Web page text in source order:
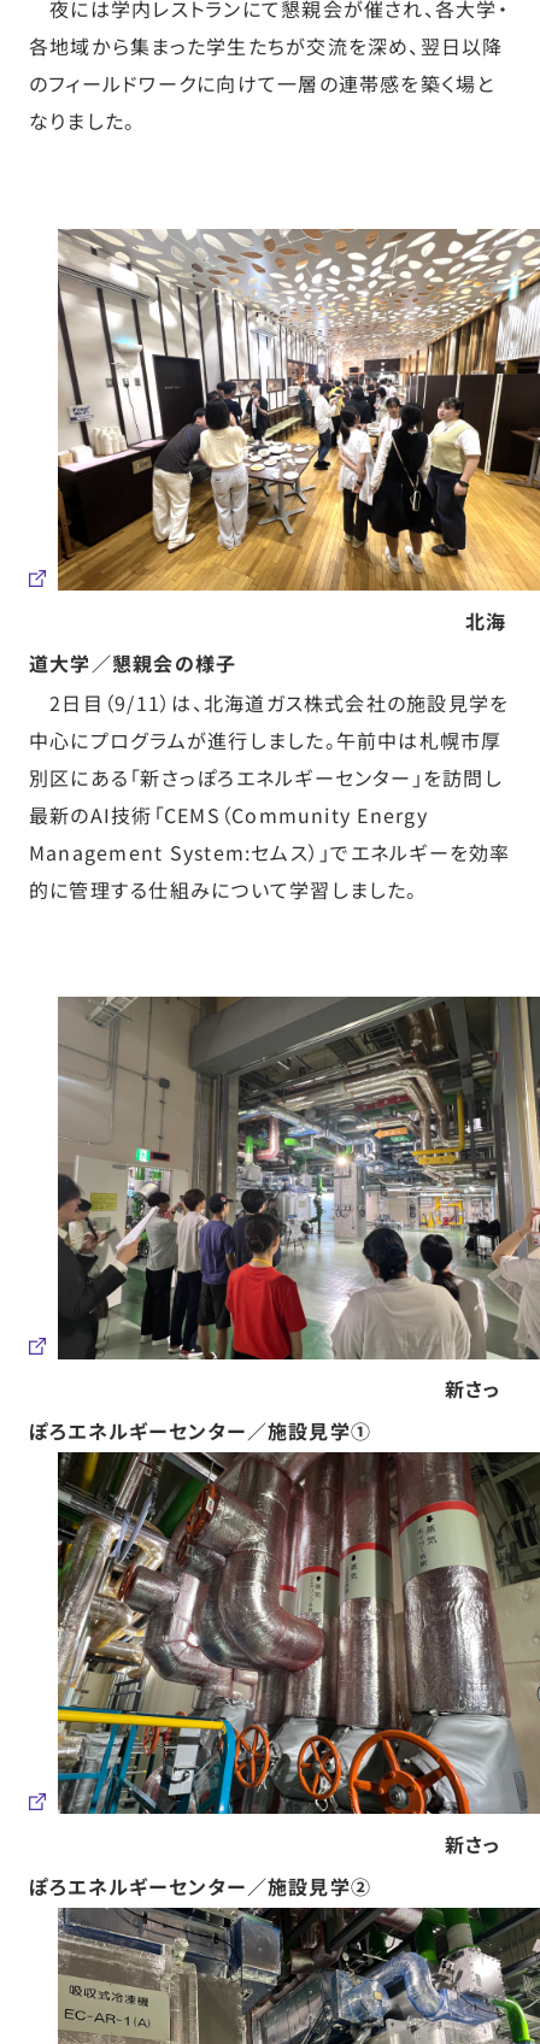
夜には学内レストランにて懇親会が催され、各大学・
各地域から集まった学生たちが交流を深め、翌日以降
のフィールドワークに向けて一層の連帯感を築く場と
なりました。
北海
道大学／懇親会の様子
2日目（9/11）は、北海道ガス株式会社の施設見学を
中心にプログラムが進行しました。午前中は札幌市厚
別区にある「新さっぽろエネルギーセンター」を訪問し
最新のAI技術「CEMS（Community Energy
Management System:セムス）」でエネルギーを効率
的に管理する仕組みについて学習しました。
新さっ
ぽろエネルギーセンター／施設見学①
新さっ
ぽろエネルギーセンター／施設見学②